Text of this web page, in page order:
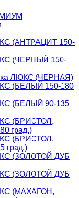
(АНТРАЦИТ 150-
(ЧЕРНЫЙ 150-
ЛЮКС (ЧЕРНАЯ)
(БЕЛЫЙ 150-180
(БЕЛЫЙ 90-135
(БРИСТОЛ,
град.)
(БРИСТОЛ,
град.)
(ЗОЛОТОЙ ДУБ
(ЗОЛОТОЙ ДУБ
(МАХАГОН,